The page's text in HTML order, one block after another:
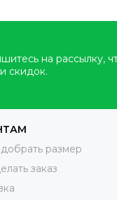
на рассылку,
скидок.
размер
заказ